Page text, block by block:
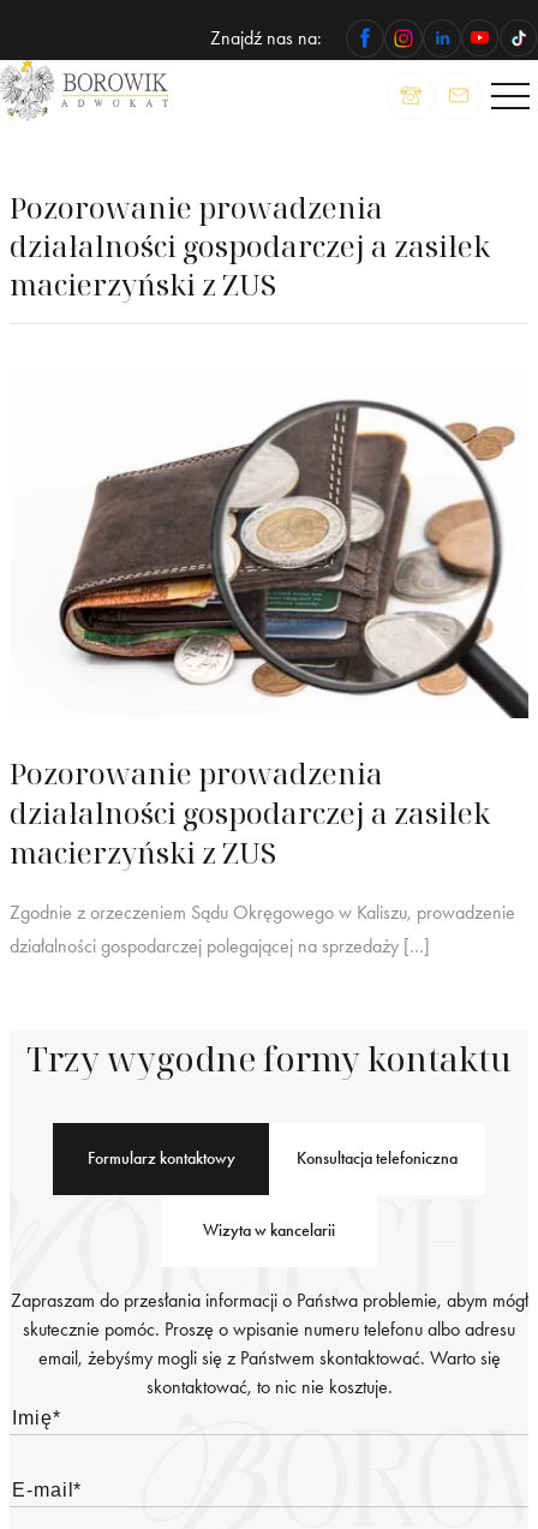
Znajdź nas na:
ADWOKAT
Wojciech
Pozorowanie prowadzenia
działalności gospodarczej a zasiłek
macierzyński z ZUS
Pozorowanie prowadzenia
działalności gospodarczej a zasiłek
macierzyński z ZUS
Zgodnie z orzeczeniem Sądu Okręgowego w Kaliszu, prowadzenie
działalności gospodarczej polegającej na sprzedaży […]
Trzy wygodne formy kontaktu
Formularz kontaktowy Konsultacja telefoniczna
Wizyta w kancelarii
Zapraszam do przesłania informacji o Państwa problemie, abym mógł
skutecznie pomóc. Proszę o wpisanie numeru telefonu albo adresu
email, żebyśmy mogli się z Państwem skontaktować. Warto się
skontaktować, to nic nie kosztuje.